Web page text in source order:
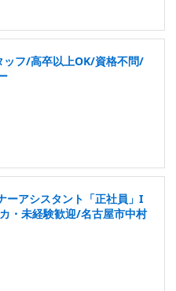
ッフ/高卒以上OK/資格不問/
ーアシスタント「正社員」I
・未経験歓迎/名古屋市中村